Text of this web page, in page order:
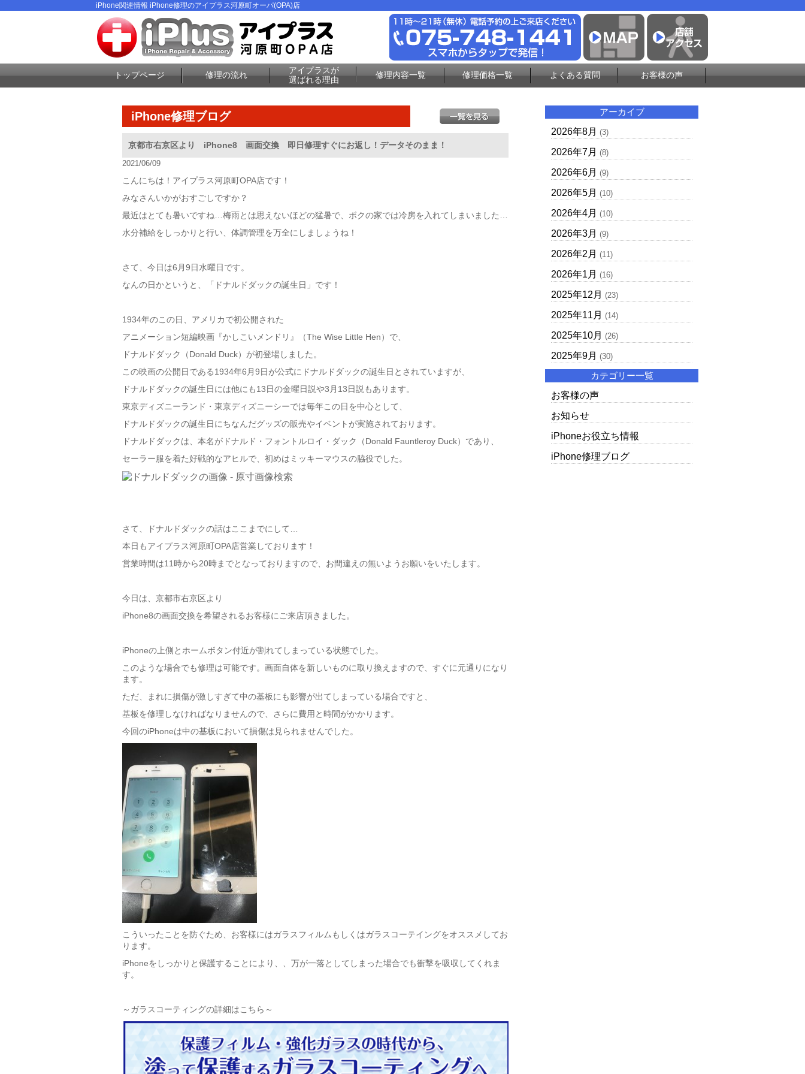
iPhone関連情報 iPhone修理のアイプラス河原町オーパ(OPA)店
トップページ 修理の流れ
アイプラスが
選ばれる理由
修理内容一覧 修理価格一覧 よくある質問 お客様の声
iPhone修理ブログ
京都市右京区より iPhone8 画面交換 即日修理すぐにお返し！データそのまま！
2021/06/09
こんにちは！アイプラス河原町OPA店です！
みなさんいかがおすごしですか？
最近はとても暑いですね…梅雨とは思えないほどの猛暑で、ボクの家では冷房を入れてしまいました…
水分補給をしっかりと行い、体調管理を万全にしましょうね！
さて、今日は6月9日水曜日です。
なんの日かというと、「ドナルドダックの誕生日」です！
1934年のこの日、アメリカで初公開された
アニメーション短編映画『かしこいメンドリ』（The Wise Little Hen）で、
ドナルドダック（Donald Duck）が初登場しました。
この映画の公開日である1934年6月9日が公式にドナルドダックの誕生日とされていますが、
ドナルドダックの誕生日には他にも13日の金曜日説や3月13日説もあります。
東京ディズニーランド・東京ディズニーシーでは毎年この日を中心として、
ドナルドダックの誕生日にちなんだグッズの販売やイベントが実施されております。
ドナルドダックは、本名がドナルド・フォントルロイ・ダック（Donald Fauntleroy Duck）であり、
セーラー服を着た好戦的なアヒルで、初めはミッキーマウスの脇役でした。
さて、ドナルドダックの話はここまでにして…
本日もアイプラス河原町OPA店営業しております！
営業時間は11時から20時までとなっておりますので、お間違えの無いようお願いをいたします。
今日は、京都市右京区より
iPhone8の画面交換を希望されるお客様にご来店頂きました。
iPhoneの上側とホームボタン付近が割れてしまっている状態でした。
このような場合でも修理は可能です。画面自体を新しいものに取り換えますので、すぐに元通りになり
ます。
ただ、まれに損傷が激しすぎて中の基板にも影響が出てしまっている場合ですと、
基板を修理しなければなりませんので、さらに費用と時間がかかります。
今回のiPhoneは中の基板において損傷は見られませんでした。
こういったことを防ぐため、お客様にはガラスフィルムもしくはガラスコーテイングをオススメしてお
ります。
iPhoneをしっかりと保護することにより、、万が一落としてしまった場合でも衝撃を吸収してくれま
す。
～ガラスコーティングの詳細はこちら～
アーカイブ
2026年8月 (3)
2026年7月 (8)
2026年6月 (9)
2026年5月 (10)
2026年4月 (10)
2026年3月 (9)
2026年2月 (11)
2026年1月 (16)
2025年12月 (23)
2025年11月 (14)
2025年10月 (26)
2025年9月 (30)
カテゴリー一覧
お客様の声
お知らせ
iPhoneお役立ち情報
iPhone修理ブログ